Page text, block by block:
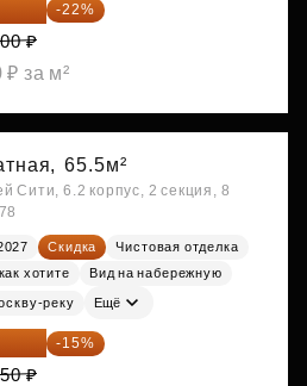
₽ -22%
₽
₽ за м²
65.5м²
Сити, 6.2 корпус, 2 секция, 8
Скидка
Чистовая отделка
хотите
Вид на набережную
реку Ещё
₽ -15%
₽